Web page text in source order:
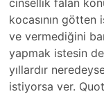
cinsellik falan
kocasının götten
ve vermediğini
yapmak istesin
yıllardır
istiyorsa ver.